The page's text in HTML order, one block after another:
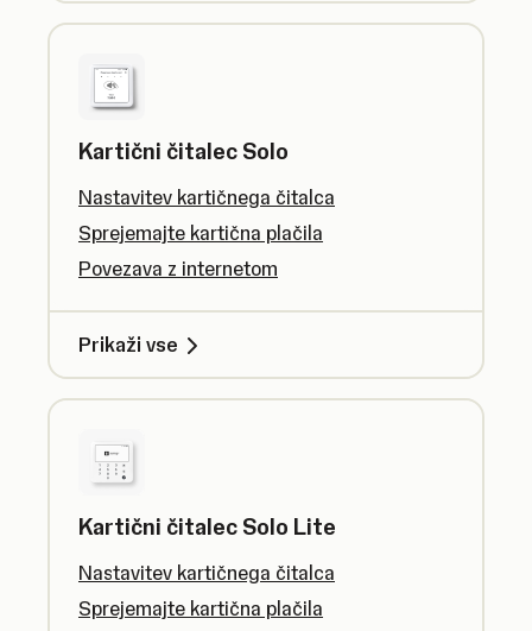
Kartični čitalec Solo
Nastavitev kartičnega čitalca
Sprejemajte kartična plačila
Povezava z internetom
Prikaži vse
Kartični čitalec Solo Lite
Nastavitev kartičnega čitalca
Sprejemajte kartična plačila